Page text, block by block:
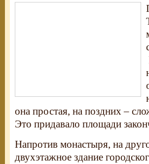
она простая, на поздних –
Это придавало площади
Напротив монастыря, на
двухэтажное здание